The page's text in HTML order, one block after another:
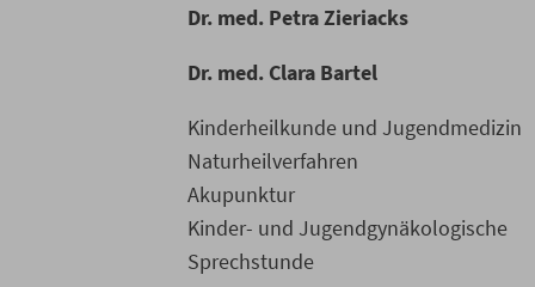
Dr. med. Petra Zieriacks
Dr. med. Clara Bartel
Kinderheilkunde und Jugendmedizin
Naturheilverfahren
Akupunktur
Kinder- und Jugendgynäkologische
Sprechstunde